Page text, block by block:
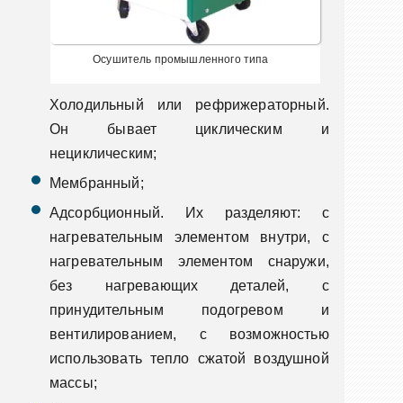
Осушитель промышленного типа
Холодильный или рефрижераторный.
Он бывает циклическим и
нециклическим;
Мембранный;
Адсорбционный. Их разделяют: с
нагревательным элементом внутри, с
нагревательным элементом снаружи,
без нагревающих деталей, с
принудительным подогревом и
вентилированием, с возможностью
использовать тепло сжатой воздушной
массы;